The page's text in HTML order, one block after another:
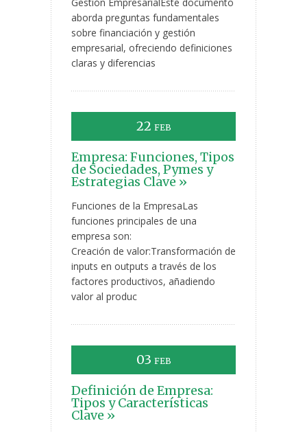
Gestión EmpresarialEste documento
aborda preguntas fundamentales
sobre financiación y gestión
empresarial, ofreciendo definiciones
claras y diferencias
22 FEB
Empresa: Funciones, Tipos
de Sociedades, Pymes y
Estrategias Clave »
Funciones de la EmpresaLas
funciones principales de una
empresa son:
Creación de valor:Transformación de
inputs en outputs a través de los
factores productivos, añadiendo
valor al produc
03 FEB
Definición de Empresa:
Tipos y Características
Clave »